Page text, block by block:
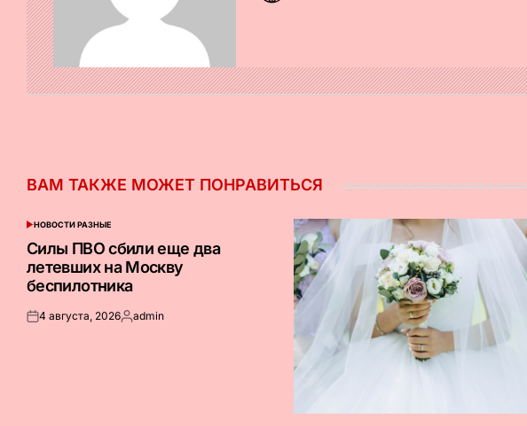
ВАМ ТАКЖЕ МОЖЕТ ПОНРАВИТЬСЯ
ОПУБЛИКОВАНО
НОВОСТИ РАЗНЫЕ
Силы ПВО сбили еще два
летевших на Москву
беспилотника
Опубликовано
4 августа, 2026Запись
admin